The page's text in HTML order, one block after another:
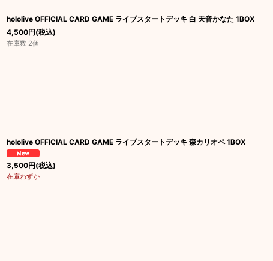
hololive OFFICIAL CARD GAME ライブスタートデッキ 白 天音かなた 1BOX
4,500円(税込)
在庫数 2個
hololive OFFICIAL CARD GAME ライブスタートデッキ 森カリオペ 1BOX
3,500円(税込)
在庫わずか